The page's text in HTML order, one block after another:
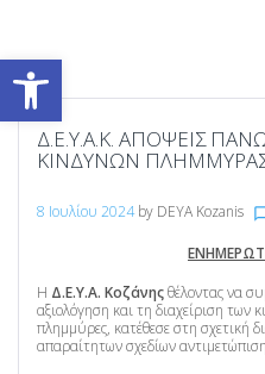
Ανοίξτε τη γραμμή εργαλείων
Δ.Ε.Υ.Α.Κ. ΑΠΌΨΕΙΣ ΠΆΝΩ
ΚΙΝΔΎΝΩΝ
8 Ιουλίου 2024 by DEYA Kozanis
Η Δ.Ε.Υ.Α. Κοζάνηςθέλοντας να
αξιολόγηση και τη διαχείριση των
πλημμύρες, κατέθεσε στη σχετική
απαραίτητων σχεδίων